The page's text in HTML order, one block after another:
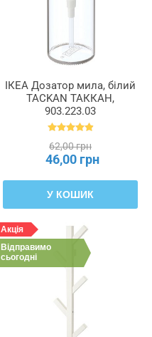
ІКЕА Дозатор мила, білий
TACKAN ТАККАН,
903.223.03
62,00 грн
46,00 грн
У КОШИК
Акція
Відправимо
сьогодні